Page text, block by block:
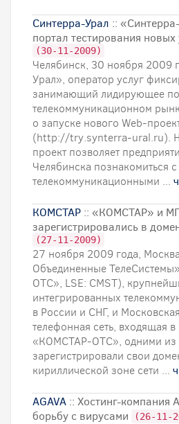
Синтерра-Урал ::
портал тестирования
(30-11-2009)
Челябинск, 30 ноября 2009
Урал», оператор услуг
занимающий лидирующее
телекоммуникационном
о запуске нового Web-
(http://try.synterra-ural.ru).
проект позволяет
Челябинска познакомиться
телекоммуникационными ...
КОМСТАР :: «КОМСТАР» и
зарегистрировались в
(27-11-2009)
27 ноября 2009 года,
Объединенные
ОТС», LSE: CMST),
интегрированных
в России и СНГ, и
телефонная сеть, входящая
«КОМСТАР-ОТС», одними из
зарегистрировали свои
кириллической зоне сети ...
AGAVA :: Хостинг-компания
борьбу с вирусами
(26-11-